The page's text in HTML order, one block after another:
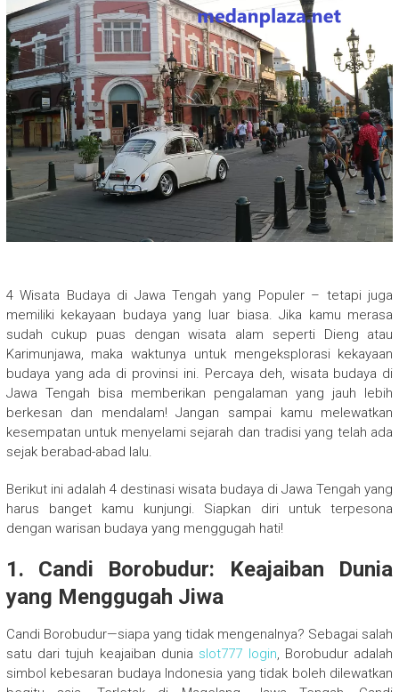
4 Wisata Budaya di Jawa Tengah yang Populer – tetapi juga
memiliki kekayaan budaya yang luar biasa. Jika kamu merasa
sudah cukup puas dengan wisata alam seperti Dieng atau
Karimunjawa, maka waktunya untuk mengeksplorasi kekayaan
budaya yang ada di provinsi ini. Percaya deh, wisata budaya di
Jawa Tengah bisa memberikan pengalaman yang jauh lebih
berkesan dan mendalam! Jangan sampai kamu melewatkan
kesempatan untuk menyelami sejarah dan tradisi yang telah ada
sejak berabad-abad lalu.
Berikut ini adalah 4 destinasi wisata budaya di Jawa Tengah yang
harus banget kamu kunjungi. Siapkan diri untuk terpesona
dengan warisan budaya yang menggugah hati!
1. Candi Borobudur: Keajaiban Dunia
yang Menggugah Jiwa
Candi Borobudur—siapa yang tidak mengenalnya? Sebagai salah
satu dari tujuh keajaiban dunia slot777 login, Borobudur adalah
simbol kebesaran budaya Indonesia yang tidak boleh dilewatkan